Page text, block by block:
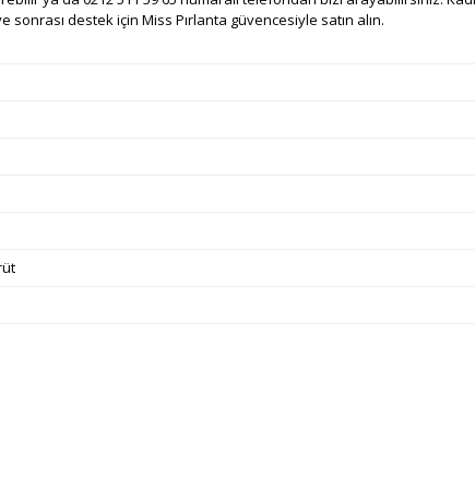
destek için Miss Pırlanta güvencesiyle satın alın.